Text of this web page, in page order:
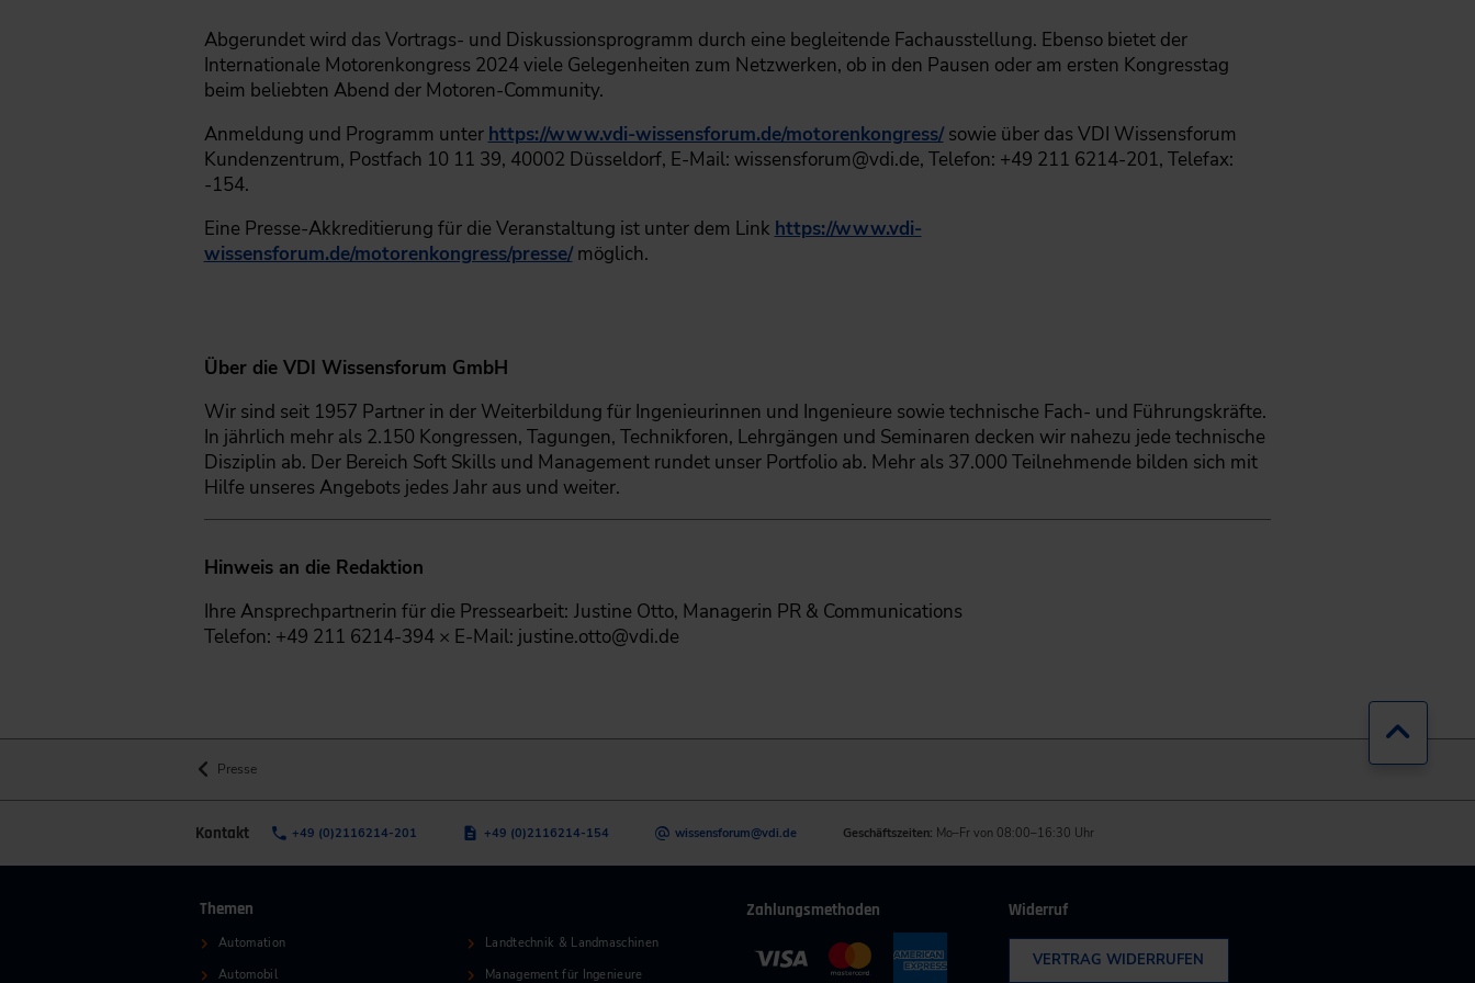
Abgerundet wird das Vortrags- und Diskussionsprogramm durch eine begleitende Fachausstellung. Ebenso bietet der
Internationale Motorenkongress 2024 viele Gelegenheiten zum Netzwerken, ob in den Pausen oder am ersten Kongresstag
beim beliebten Abend der Motoren-Community.
Anmeldung und Programm unter https://www.vdi-wissensforum.de/motorenkongress/sowie über das VDI Wissensforum
Kundenzentrum, Postfach 10 11 39, 40002 Düsseldorf, E-Mail: wissensforum@vdi.de, Telefon: +49 211 6214-201, Telefax:
-154.
Eine Presse-Akkreditierung für die Veranstaltung ist unter dem Link https://www.vdi-
wissensforum.de/motorenkongress/presse/möglich.
Über die VDI Wissensforum GmbH
Wir sind seit 1957 Partner in der Weiterbildung für Ingenieurinnen und Ingenieure sowie technische Fach- und Führungskräfte.
In jährlich mehr als 2.150 Kongressen, Tagungen, Technikforen, Lehrgängen und Seminaren decken wir nahezu jede technische
Disziplin ab. Der Bereich Soft Skills und Management rundet unser Portfolio ab. Mehr als 37.000 Teilnehmende bilden sich mit
Hilfe unseres Angebots jedes Jahr aus und weiter.
Hinweis an die Redaktion
Ihre Ansprechpartnerin für die Pressearbeit: Justine Otto, Managerin PR & Communications
Telefon: +49 211 6214-394 × E-Mail: justine.otto@vdi.de
Presse
Kontakt +49 (0)2116214-201 +49 (0)2116214-154 wissensforum@vdi.de Geschäftszeiten: Mo–Fr von 08:00–16:30 Uhr
Themen
Automation
Automobil
Landtechnik & Landmaschinen
Management für Ingenieure
Zahlungsmethoden Widerruf
VERTRAG WIDERRUFEN